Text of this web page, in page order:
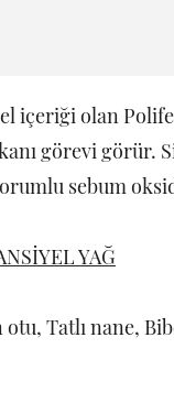
içeriği olan
görevi görür.
sebum
YAĞ
Tatlı nane,